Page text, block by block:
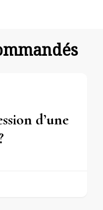
d’une